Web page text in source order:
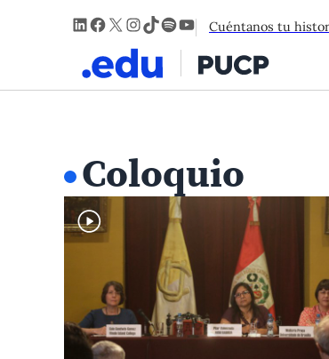
LinkedIn
Facebook
X Instagram
TikTok
Spotify
YouTube
Cuéntanos tu
Coloquio